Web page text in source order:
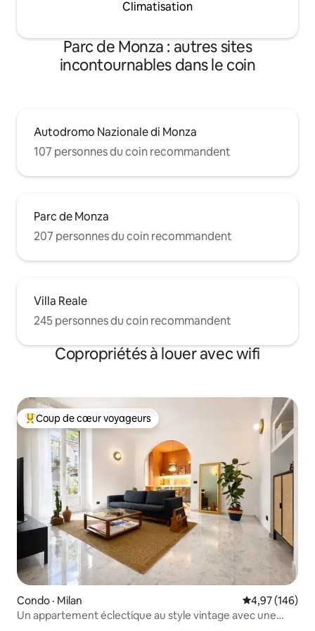
Climatisation
Parc de Monza : autres sites
incontournables dans le coin
Autodromo Nazionale di Monza
107 personnes du coin recommandent
Parc de Monza
207 personnes du coin recommandent
Villa Reale
245 personnes du coin recommandent
Copropriétés à louer avec wifi
Coup de cœur voyageurs parmi les plus aimés
Coup de cœur voyageurs
Condo · Milan Note
4,97 (146)
Un appartement éclectique au style vintage avec une